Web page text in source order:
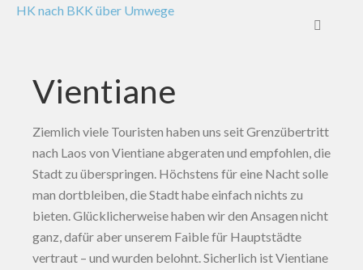
HK nach BKK über Umwege
Vientiane
Ziemlich viele Touristen haben uns seit Grenzübertritt
nach Laos von Vientiane abgeraten und empfohlen, die
Stadt zu überspringen. Höchstens für eine Nacht solle
man dortbleiben, die Stadt habe einfach nichts zu
bieten. Glücklicherweise haben wir den Ansagen nicht
ganz, dafür aber unserem Faible für Hauptstädte
vertraut – und wurden belohnt. Sicherlich ist Vientiane